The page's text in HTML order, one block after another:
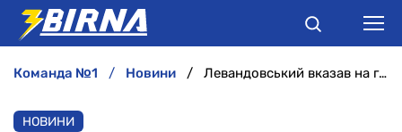
команда №1 новини Левандовський вказав на головні зміни у Шахтарі: ексгравець відреагував на роботу Турана
НОВИНИ